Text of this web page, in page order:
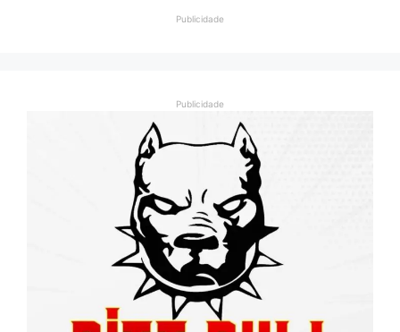
Publicidade
Publicidade